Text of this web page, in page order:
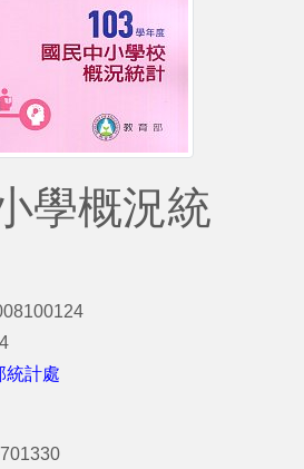
學概況統
統計處